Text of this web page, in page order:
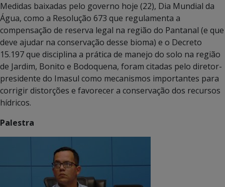
Medidas baixadas pelo governo hoje (22), Dia Mundial da
Água, como a Resolução 673 que regulamenta a
compensação de reserva legal na região do Pantanal (e que
deve ajudar na conservação desse bioma) e o Decreto
15.197 que disciplina a prática de manejo do solo na região
de Jardim, Bonito e Bodoquena, foram citadas pelo diretor-
presidente do Imasul como mecanismos importantes para
corrigir distorções e favorecer a conservação dos recursos
hídricos.
Palestra